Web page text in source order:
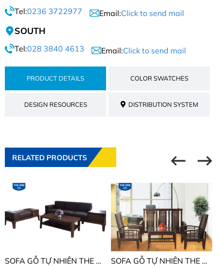
Tel:0236 3722977 Email:Click to send mail
SOUTH
Tel:028 3840 4613 Email:Click to send mail
PRODUCT DETAILS COLOR SWATCHES
DESIGN RESOURCES DISTRIBUTION SYSTEM
RELATED PRODUCTS
SOFA GỖ TỰ NHIÊN THE ONE SF509 SOFA GỖ TỰ NHIÊN THE ONE SF70